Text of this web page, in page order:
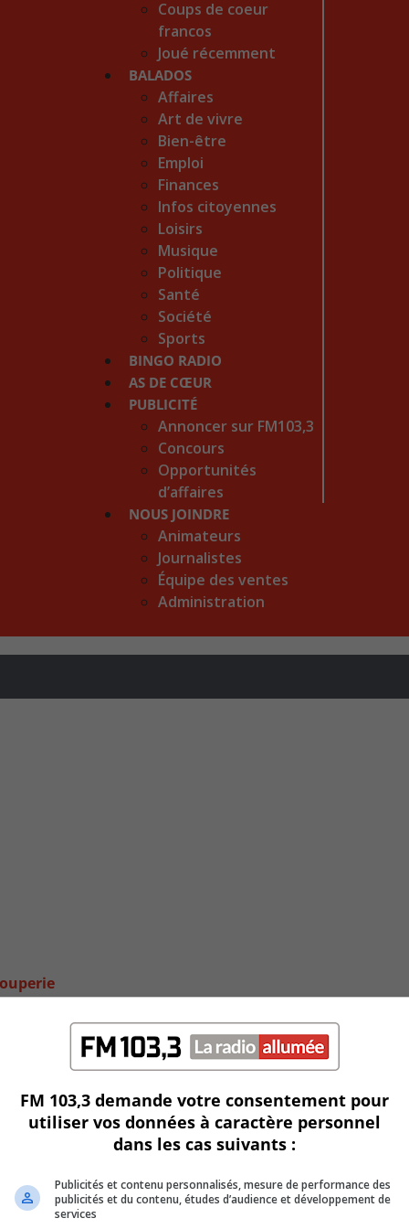
Coups de coeur
francos
Joué récemment
BALADOS
Affaires
Art de vivre
Bien-être
Emploi
Finances
Infos citoyennes
Loisirs
Musique
Politique
Santé
Société
Sports
BINGO RADIO
AS DE CŒUR
PUBLICITÉ
Annoncer sur FM103,3
Concours
Opportunités
d’affaires
NOUS JOINDRE
Animateurs
Journalistes
Équipe des ventes
Administration
FM 103,3 demande votre consentement pour
utiliser vos données à caractère personnel
dans les cas suivants :
Publicités et contenu personnalisés, mesure de performance des
publicités et du contenu, études d’audience et développement de
services